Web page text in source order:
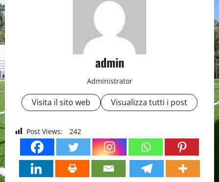
admin
Administrator
Visita il sito web Visualizza tutti i post
Post Views: 242